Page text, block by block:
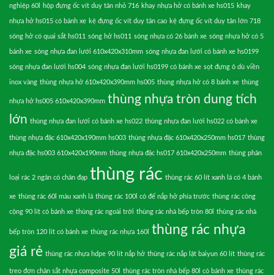
nghiệp 60l hộp đựng ốc vít duy tân nhỏ 716 khay nhựa hở có bánh xe hs015 khay
nhựa hở hs015 có bánh xe kệ đựng ốc vít duy tân cao kệ đựng ốc vít duy tân lớn 718
sóng hở có quai sắt hs011 sóng hở hs011 sóng nhựa có 26 bánh xe sóng nhựa hở có 5
bánh xe sóng nhựa đan lưới 610x420x310mm sóng nhựa đan lưới có bánh xe hs0199
sóng nhựa đan lưới hs004 sóng nhựa đan lưới hs0199 có bánh xe sọt đựng ô dù viền
inox vàng thùng nhựa hở 610x420x390mm hs005 thùng nhựa hở có 8 bánh xe thùng
nhựa hở hs005 610x420x390mm thùng nhựa tròn dung tích
lớn thùng nhựa đan lưới có bánh xe hs022 thùng nhựa đan lưới hs022 có bánh xe
thùng nhựa đặc 610x420x190mm hs003 thùng nhựa đặc 610x420x250mm hs017 thùng
nhựa đặc hs003 610x420x190mm thùng nhựa đặc hs017 610x420x250mm thùng phân
loại rác 2 ngăn có chân đạp thùng rác thùng rác 60 lít xanh lá có 4 bánh
xe thùng rác 60l màu xanh lá thùng rác 100l có đế nắp hở phía trước thùng rác công
cộng 90 lít có bánh xe thùng rác ngoài trời thùng rác nhà bếp tròn 80l thùng rác nhà
bếp tròn 120 lít có bánh xe thùng rác nhựa 160l
thùng rác nhựa
giá rẻ thùng rác nhựa hdpe 90 lít nắp hở thùng rác nắp lật baiyun 60 lít thùng rác
treo đơn chân sắt nhựa composite 50l thùng rác tròn nhà bếp 80l có bánh xe thùng rác